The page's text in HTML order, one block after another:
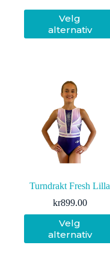
Velg
alternativ
Dette
produktet
har
kan
velges
på
Turndrakt Fresh Lilla
kr899.00
Velg
alternativ
Dette
produktet
har